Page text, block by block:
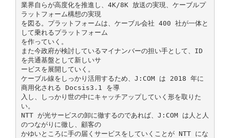
業界自らが高度化を推進し、4K/8K 放送の実現、ケーブルプ
ラットフォーム構想の実現
を図る。プラットフォームは、ケーブル会社 400 社が一体と
して乗れるプラットフォーム
を作っていく。
また今政府が検討しているマイナンバーの担い手として、ID
を共通基盤として新しいサ
ービスを展開していく。
ケーブル線をしっかり活用するため、J:COM は 2018 年に
商用化される Docsis3.1 を導
入し、しっかり世の中にキャッチアップしていく形を取りた
い。
NTT が光サービスの卸に徹するのであれば、J:COM は人と人
のつながりに徹し、顧客の
かゆいところに手の届くサービスをしていくことが NTT にな